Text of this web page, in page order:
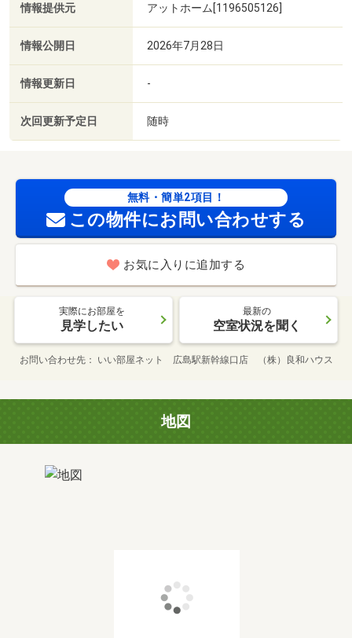
情報提供元 アットホーム[1196505126]
情報公開日 2026年7月28日
情報更新日 -
次回更新予定日 随時
無料・簡単2項目！
この物件にお問い合わせする
お気に入りに追加する
実際にお部屋を
見学したい
最新の
空室状況を聞く
お問い合わせ先 いい部屋ネット 広島駅新幹線口店 （株）良和ハウス
地図